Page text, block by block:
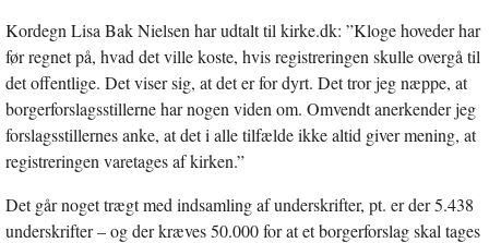
Kordegn Lisa Bak Nielsen har udtalt til kirke.dk: ”Kloge hoveder har
før regnet på, hvad det ville koste, hvis registreringen skulle overgå til
det offentlige. Det viser sig, at det er for dyrt. Det tror jeg næppe, at
borgerforslagsstillerne har nogen viden om. Omvendt anerkender jeg
forslagsstillernes anke, at det i alle tilfælde ikke altid giver mening, at
registreringen varetages af kirken.”
Det går noget trægt med indsamling af underskrifter, pt. er der 5.438
underskrifter – og der kræves 50.000 for at et borgerforslag skal tages